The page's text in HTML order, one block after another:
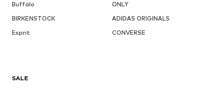
Buffalo
ONLY
BIRKENSTOCK
ADIDAS ORIGINALS
Esprit
CONVERSE
SALE